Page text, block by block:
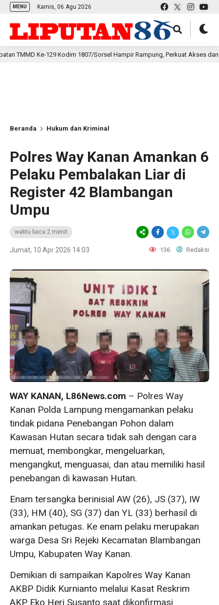
MENU Kamis, 06 Agu 2026
Ke-129 Kodim 1807/Sorsel Hampir Rampung, Perkuat Akses dan
Beranda Hukum dan Kriminal
Polres Way Kanan Amankan 6
Pelaku Pembalakan Liar di
Register 42 Blambangan
Umpu
waktu baca 2 menit
Jumat, 10 Apr 2026 14:03 136 Redaksi
WAY KANAN, L86News.com – Polres Way
Kanan Polda Lampung mengamankan pelaku
tindak pidana Penebangan Pohon dalam
Kawasan Hutan secara tidak sah dengan cara
memuat, membongkar, mengeluarkan,
mengangkut, menguasai, dan atau memiliki hasil
penebangan di kawasan Hutan.
Enam tersangka berinisial AW (26), JS (37), IW
(33), HM (40), SG (37) dan YL (33) berhasil di
amankan petugas. Ke enam pelaku merupakan
warga Desa Sri Rejeki Kecamatan Blambangan
Umpu, Kabupaten Way Kanan.
Demikian di sampaikan Kapolres Way Kanan
AKBP Didik Kurnianto melalui Kasat Reskrim
AKP Eko Heri Susanto saat dikonfirmasi